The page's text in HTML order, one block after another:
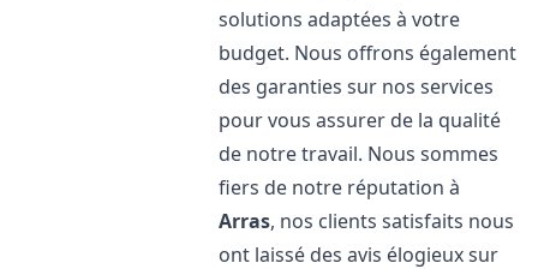
solutions adaptées à votre
budget. Nous offrons également
des garanties sur nos services
pour vous assurer de la qualité
de notre travail. Nous sommes
fiers de notre réputation à
Arras, nos clients satisfaits nous
ont laissé des avis élogieux sur